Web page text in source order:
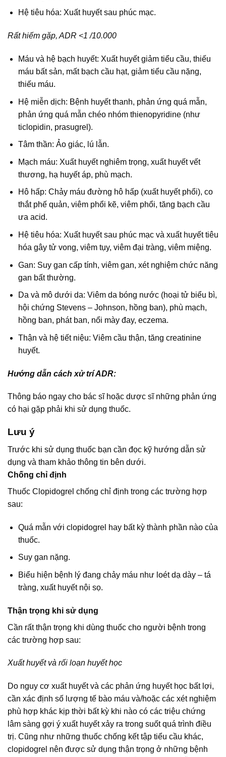
Hệ tiêu hóa: Xuất huyết sau phúc mạc.
Rất hiếm gặp, ADR <1 /10.000
Máu và hệ bạch huyết: Xuất huyết giảm tiểu cầu, thiếu
máu bất sản, mất bạch cầu hạt, giảm tiểu cầu nặng,
thiếu máu.
Hệ miễn dịch: Bệnh huyết thanh, phản ứng quá mẫn,
phản ứng quá mẫn chéo nhóm thienopyridine (như
ticlopidin, prasugrel).
Tâm thần: Ảo giác, lú lẫn.
Mạch máu: Xuất huyết nghiêm trọng, xuất huyết vết
thương, hạ huyết áp, phù mạch.
Hô hấp: Chảy máu đường hô hấp (xuất huyết phổi), co
thắt phế quản, viêm phổi kẽ, viêm phổi, tăng bạch cầu
ưa acid.
Hệ tiêu hóa: Xuất huyết sau phúc mạc và xuất huyết tiêu
hóa gây tử vong, viêm tụy, viêm đại tràng, viêm miệng.
Gan: Suy gan cấp tính, viêm gan, xét nghiệm chức năng
gan bất thường.
Da và mô dưới da: Viêm da bóng nước (hoại tử biểu bì,
hội chứng Stevens – Johnson, hồng ban), phù mạch,
hồng ban, phát ban, nổi mày đay, eczema.
Thận và hệ tiết niệu: Viêm cầu thận, tăng creatinine
huyết.
Hướng dẫn cách xử trí ADR:
Thông báo ngay cho bác sĩ hoặc dược sĩ những phản ứng
có hại gặp phải khi sử dụng thuốc.
Lưu ý
Trước khi sử dụng thuốc bạn cần đọc kỹ hướng dẫn sử
dụng và tham khảo thông tin bên dưới.
Chống chỉ định
Thuốc Clopidogrel chống chỉ định trong các trường hợp
sau:
Quá mẫn với clopidogrel hay bất kỳ thành phần nào của
thuốc.
Suy gan nặng.
Biểu hiện bệnh lý đang chảy máu như loét dạ dày – tá
tràng, xuất huyết nội sọ.
Thận trọng khi sử dụng
Cần rất thận trọng khi dùng thuốc cho người bệnh trong
các trường hợp sau:
Xuất huyết và rối loạn huyết học
Do nguy cơ xuất huyết và các phản ứng huyết học bất lợi,
cần xác định số lượng tế bào máu và/hoặc các xét nghiệm
phù hợp khác kịp thời bất kỳ khi nào có các triệu chứng
lâm sàng gợi ý xuất huyết xảy ra trong suốt quá trình điều
trị. Cũng như những thuốc chống kết tập tiểu cầu khác,
clopidogrel nên được sử dụng thận trọng ở những bệnh